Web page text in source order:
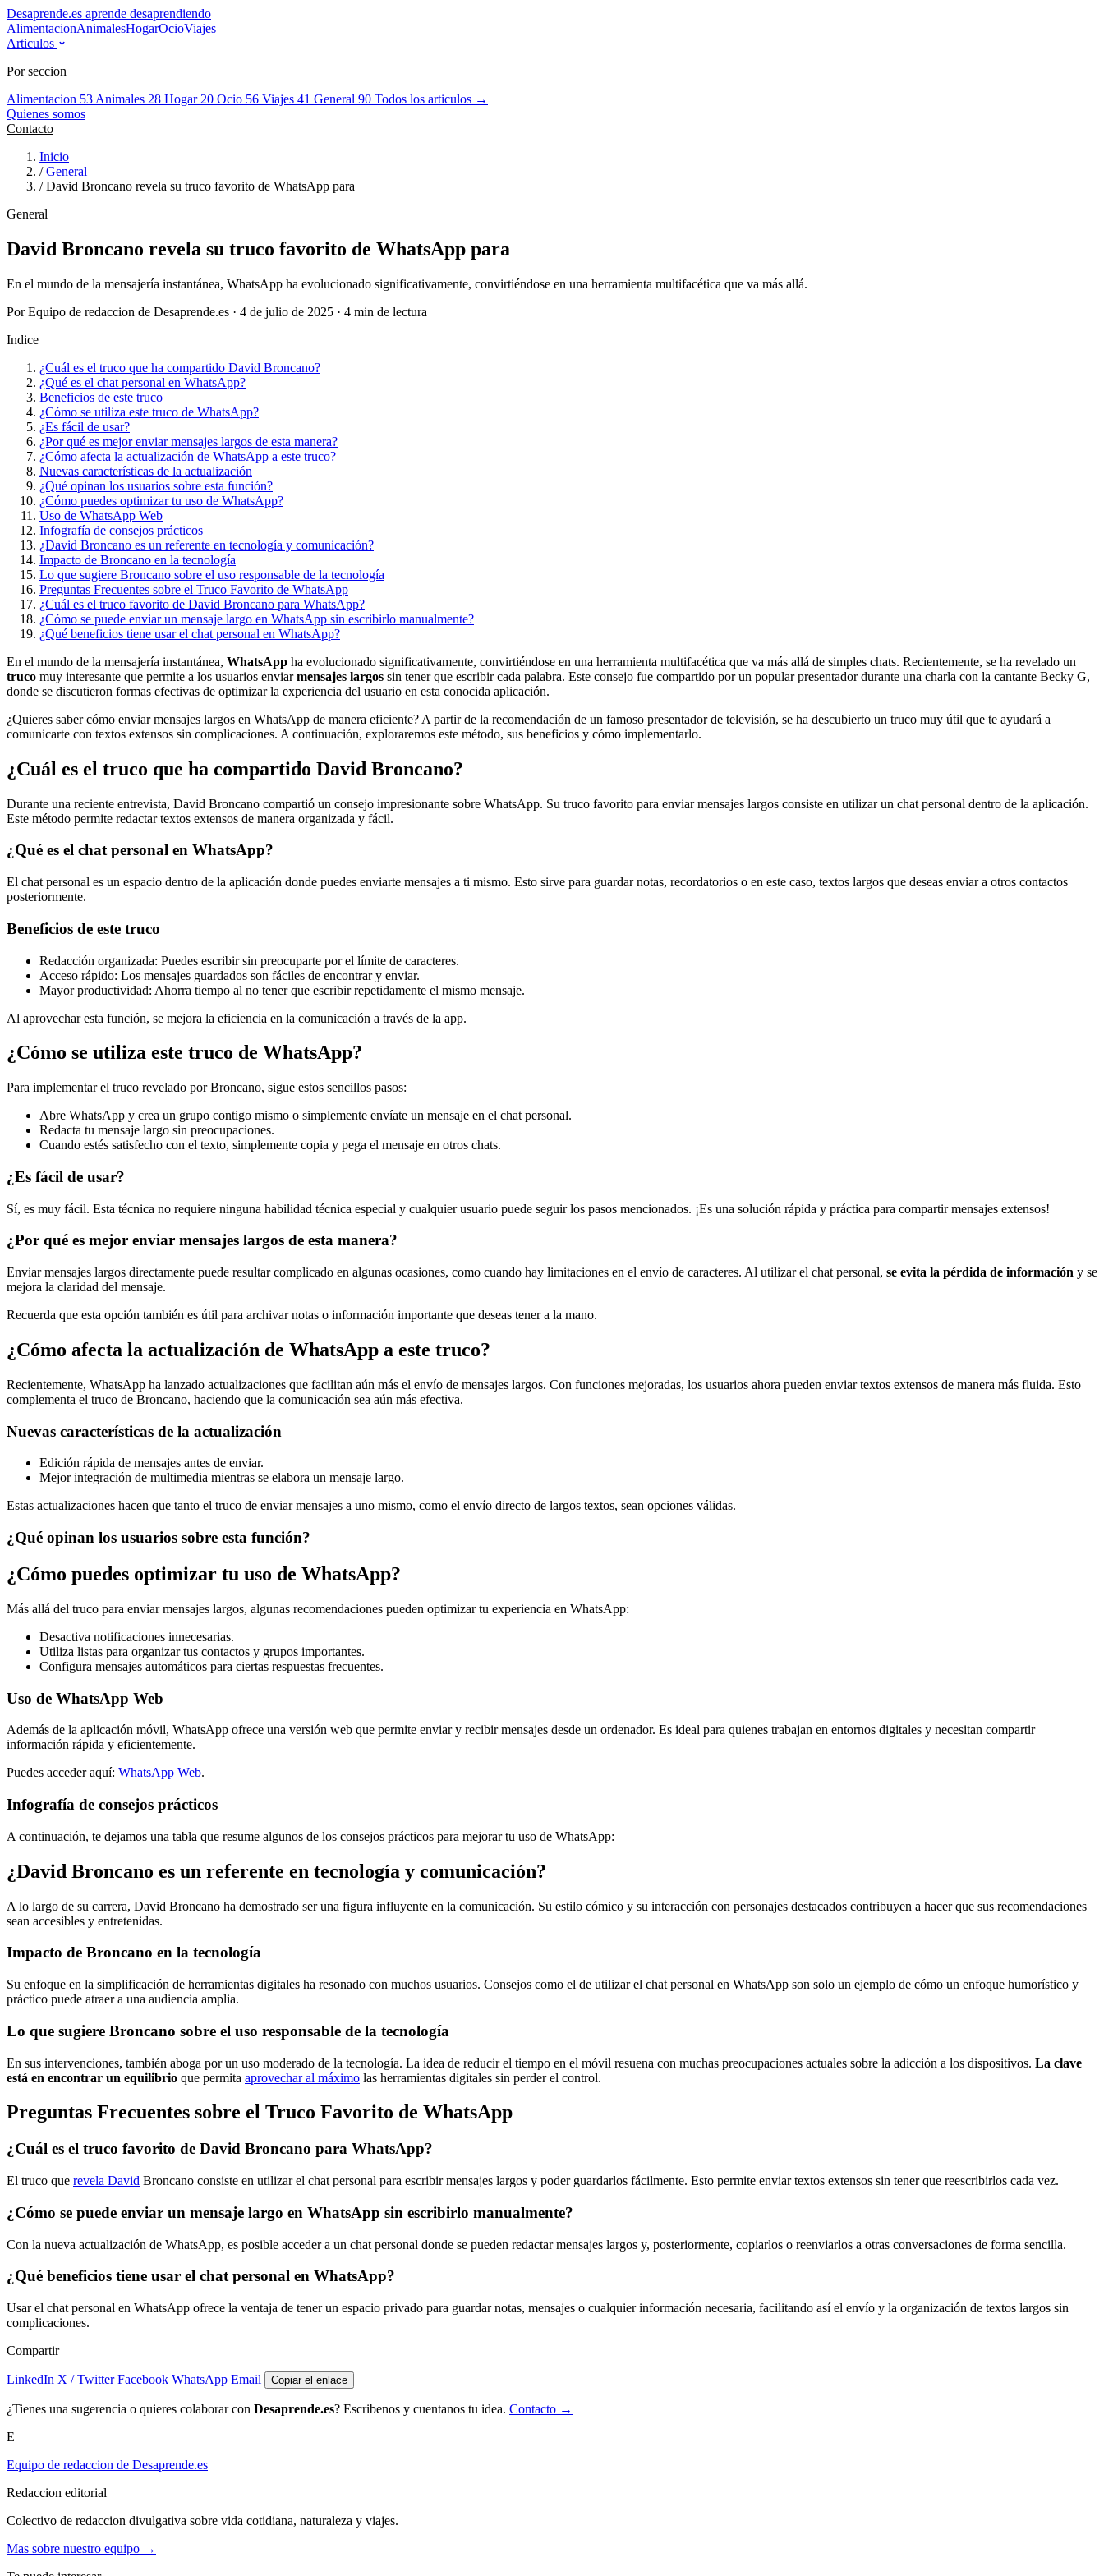
Desaprende.es aprende desaprendiendo
AlimentacionAnimalesHogarOcioViajes
Articulos
Por seccion
Alimentacion 53 Animales 28 Hogar 20 Ocio 56 Viajes 41 General 90 Todos los articulos →
Quienes somos
Contacto
Inicio
/ General
/ David Broncano revela su truco favorito de WhatsApp para
General
David Broncano revela su truco favorito de WhatsApp para
En el mundo de la mensajería instantánea, WhatsApp ha evolucionado significativamente, convirtiéndose en una herramienta multifacética que va más allá.
Por Equipo de redaccion de Desaprende.es · 4 de julio de 2025 · 4 min de lectura
Indice
¿Cuál es el truco que ha compartido David Broncano?
¿Qué es el chat personal en WhatsApp?
Beneficios de este truco
¿Cómo se utiliza este truco de WhatsApp?
¿Es fácil de usar?
¿Por qué es mejor enviar mensajes largos de esta manera?
¿Cómo afecta la actualización de WhatsApp a este truco?
Nuevas características de la actualización
¿Qué opinan los usuarios sobre esta función?
¿Cómo puedes optimizar tu uso de WhatsApp?
Uso de WhatsApp Web
Infografía de consejos prácticos
¿David Broncano es un referente en tecnología y comunicación?
Impacto de Broncano en la tecnología
Lo que sugiere Broncano sobre el uso responsable de la tecnología
Preguntas Frecuentes sobre el Truco Favorito de WhatsApp
¿Cuál es el truco favorito de David Broncano para WhatsApp?
¿Cómo se puede enviar un mensaje largo en WhatsApp sin escribirlo manualmente?
¿Qué beneficios tiene usar el chat personal en WhatsApp?
En el mundo de la mensajería instantánea, WhatsApp ha evolucionado significativamente, convirtiéndose en una herramienta multifacética que va más allá de simples chats. Recientemente, se ha revelado un
truco muy interesante que permite a los usuarios enviarmensajes largos sin tener que escribir cada palabra. Este consejo fue compartido por un popular presentador durante una charla con la cantante Becky G,
donde se discutieron formas efectivas de optimizar la experiencia del usuario en esta conocida aplicación.
¿Quieres saber cómo enviar mensajes largos en WhatsApp de manera eficiente? A partir de la recomendación de un famoso presentador de televisión, se ha descubierto un truco muy útil que te ayudará a
comunicarte con textos extensos sin complicaciones. A continuación, exploraremos este método, sus beneficios y cómo implementarlo.
¿Cuál es el truco que ha compartido David Broncano?
Durante una reciente entrevista, David Broncano compartió un consejo impresionante sobre WhatsApp. Su truco favorito para enviar mensajes largos consiste en utilizar un chat personal dentro de la aplicación.
Este método permite redactar textos extensos de manera organizada y fácil.
¿Qué es el chat personal en WhatsApp?
El chat personal es un espacio dentro de la aplicación donde puedes enviarte mensajes a ti mismo. Esto sirve para guardar notas, recordatorios o en este caso, textos largos que deseas enviar a otros contactos
posteriormente.
Beneficios de este truco
Redacción organizada: Puedes escribir sin preocuparte por el límite de caracteres.
Acceso rápido: Los mensajes guardados son fáciles de encontrar y enviar.
Mayor productividad: Ahorra tiempo al no tener que escribir repetidamente el mismo mensaje.
Al aprovechar esta función, se mejora la eficiencia en la comunicación a través de la app.
¿Cómo se utiliza este truco de WhatsApp?
Para implementar el truco revelado por Broncano, sigue estos sencillos pasos:
Abre WhatsApp y crea un grupo contigo mismo o simplemente envíate un mensaje en el chat personal.
Redacta tu mensaje largo sin preocupaciones.
Cuando estés satisfecho con el texto, simplemente copia y pega el mensaje en otros chats.
¿Es fácil de usar?
Sí, es muy fácil. Esta técnica no requiere ninguna habilidad técnica especial y cualquier usuario puede seguir los pasos mencionados. ¡Es una solución rápida y práctica para compartir mensajes extensos!
¿Por qué es mejor enviar mensajes largos de esta manera?
Enviar mensajes largos directamente puede resultar complicado en algunas ocasiones, como cuando hay limitaciones en el envío de caracteres. Al utilizar el chat personal, se evita la pérdida de información y se
mejora la claridad del mensaje.
Recuerda que esta opción también es útil para archivar notas o información importante que deseas tener a la mano.
¿Cómo afecta la actualización de WhatsApp a este truco?
Recientemente, WhatsApp ha lanzado actualizaciones que facilitan aún más el envío de mensajes largos. Con funciones mejoradas, los usuarios ahora pueden enviar textos extensos de manera más fluida. Esto
complementa el truco de Broncano, haciendo que la comunicación sea aún más efectiva.
Nuevas características de la actualización
Edición rápida de mensajes antes de enviar.
Mejor integración de multimedia mientras se elabora un mensaje largo.
Estas actualizaciones hacen que tanto el truco de enviar mensajes a uno mismo, como el envío directo de largos textos, sean opciones válidas.
¿Qué opinan los usuarios sobre esta función?
¿Cómo puedes optimizar tu uso de WhatsApp?
Más allá del truco para enviar mensajes largos, algunas recomendaciones pueden optimizar tu experiencia en WhatsApp:
Desactiva notificaciones innecesarias.
Utiliza listas para organizar tus contactos y grupos importantes.
Configura mensajes automáticos para ciertas respuestas frecuentes.
Uso de WhatsApp Web
Además de la aplicación móvil, WhatsApp ofrece una versión web que permite enviar y recibir mensajes desde un ordenador. Es ideal para quienes trabajan en entornos digitales y necesitan compartir
información rápida y eficientemente.
Puedes acceder aquí: WhatsApp Web.
Infografía de consejos prácticos
A continuación, te dejamos una tabla que resume algunos de los consejos prácticos para mejorar tu uso de WhatsApp:
¿David Broncano es un referente en tecnología y comunicación?
A lo largo de su carrera, David Broncano ha demostrado ser una figura influyente en la comunicación. Su estilo cómico y su interacción con personajes destacados contribuyen a hacer que sus recomendaciones
sean accesibles y entretenidas.
Impacto de Broncano en la tecnología
Su enfoque en la simplificación de herramientas digitales ha resonado con muchos usuarios. Consejos como el de utilizar el chat personal en WhatsApp son solo un ejemplo de cómo un enfoque humorístico y
práctico puede atraer a una audiencia amplia.
Lo que sugiere Broncano sobre el uso responsable de la tecnología
En sus intervenciones, también aboga por un uso moderado de la tecnología. La idea de reducir el tiempo en el móvil resuena con muchas preocupaciones actuales sobre la adicción a los dispositivos. La clave
está en encontrar un equilibrio que permita aprovechar al máximo las herramientas digitales sin perder el control.
Preguntas Frecuentes sobre el Truco Favorito de WhatsApp
¿Cuál es el truco favorito de David Broncano para WhatsApp?
El truco que revela David Broncano consiste en utilizar el chat personal para escribir mensajes largos y poder guardarlos fácilmente. Esto permite enviar textos extensos sin tener que reescribirlos cada vez.
¿Cómo se puede enviar un mensaje largo en WhatsApp sin escribirlo manualmente?
Con la nueva actualización de WhatsApp, es posible acceder a un chat personal donde se pueden redactar mensajes largos y, posteriormente, copiarlos o reenviarlos a otras conversaciones de forma sencilla.
¿Qué beneficios tiene usar el chat personal en WhatsApp?
Usar el chat personal en WhatsApp ofrece la ventaja de tener un espacio privado para guardar notas, mensajes o cualquier información necesaria, facilitando así el envío y la organización de textos largos sin
complicaciones.
Compartir
LinkedIn X / Twitter Facebook WhatsApp Email Copiar el enlace
¿Tienes una sugerencia o quieres colaborar con Desaprende.es? Escribenos y cuentanos tu idea. Contacto →
E
Equipo de redaccion de Desaprende.es
Redaccion editorial
Colectivo de redaccion divulgativa sobre vida cotidiana, naturaleza y viajes.
Mas sobre nuestro equipo →